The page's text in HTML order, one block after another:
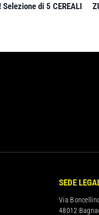
Selezione di 5 CEREALI
SEDE
Via
48012